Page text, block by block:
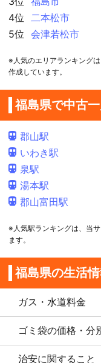
4位
二本松市
5位
会津若松市
※人気のエリアランキング
作成しています。
福島県で中古
郡山駅
いわき駅
泉駅
湯本駅
郡山富田駅
※人気駅ランキングは、当
ます。
福島県の生活
ガス・水道料金
ゴミ袋の価格・分
治安に関すること